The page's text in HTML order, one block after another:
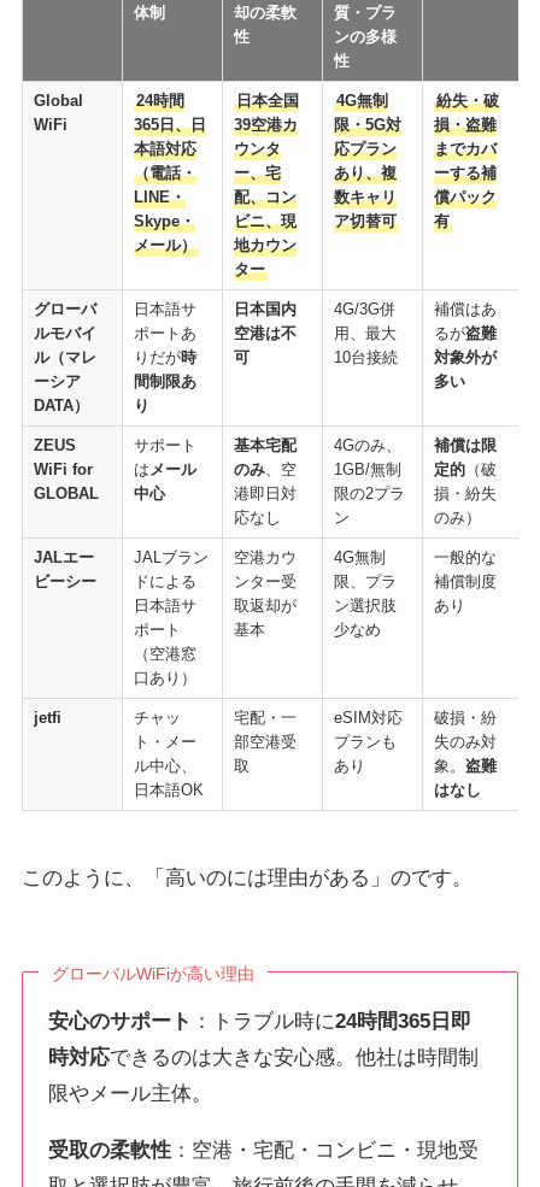
体制
却の柔軟
性
質・プラ
ンの多様
性
Global
WiFi
24時間
365日、日
本語対応
（電話・
LINE・
Skype・
メール）
日本全国
39空港カ
ウンタ
ー、宅
配、コン
ビニ、現
地カウン
ター
4G無制
限・5G対
応プラン
あり、複
数キャリ
ア切替可
紛失・破
損・盗難
までカバ
ーする補
償パック
有
グローバ
ルモバイ
ル（マレ
ーシア
DATA）
日本語サ
ポートあ
りだが時
間制限あ
り
日本国内
空港は不
可
4G/3G併
用、最大
10台接続
補償はあ
るが盗難
対象外が
多い
ZEUS
WiFi for
GLOBAL
サポート
は メール
中心
基本宅配
のみ 、空
港即日対
応なし
4Gのみ、
1GB/無制
限の2プラ
ン
補償は限
定的 （破
損・紛失
のみ）
JALエー
ビーシー
JALブラン
ドによる
日本語サ
ポート
（空港窓
口あり）
空港カウ
ンター受
取返却が
基本
4G無制
限、プラ
ン選択肢
少なめ
一般的な
補償制度
あり
jetfi
チャッ
ト・メー
ル中心、
日本語OK
宅配・一
部空港受
取
eSIM対応
プランも
あり
破損・紛
失のみ対
象。盗難
はなし
このように、「高いのには理由がある」のです。
グローバルWiFiが高い理由
安心のサポート ：トラブル時に24時間365日即
時対応できるのは大きな安心感。他社は時間制
限やメール主体。
受取の柔軟性 ：空港・宅配・コンビニ・現地受